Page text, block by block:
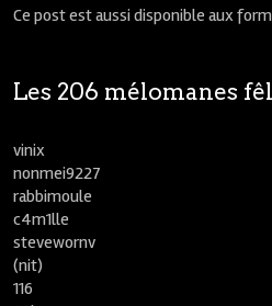
Ce post est aussi disponible aux
Les 206 mélomanes
vinix
nonmei9227
rabbimoule
c4m1lle
stevewornv
(nit)
116